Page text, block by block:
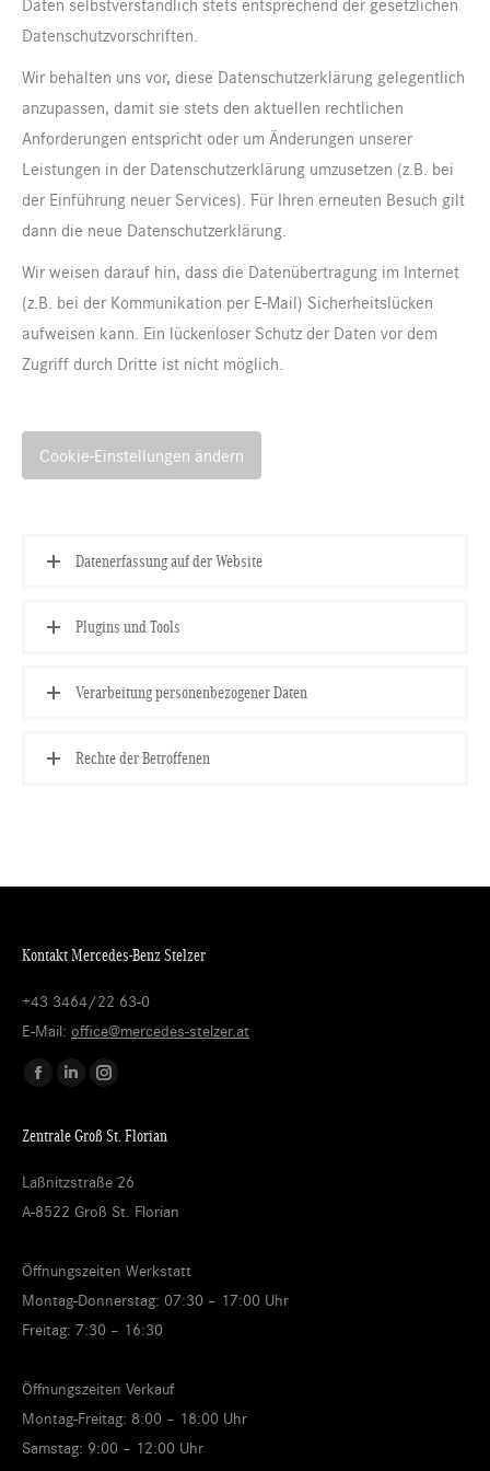
Datenschutzvorschriften.
Wir behalten uns vor, diese Datenschutzerklärung gelegentlich
anzupassen, damit sie stets den aktuellen rechtlichen
Anforderungen entspricht oder um Änderungen unserer
Leistungen in der Datenschutzerklärung umzusetzen (z.B. bei
der Einführung neuer Services). Für Ihren erneuten Besuch gilt
dann die neue Datenschutzerklärung.
Wir weisen darauf hin, dass die Datenübertragung im Internet
(z.B. bei der Kommunikation per E-Mail) Sicherheitslücken
aufweisen kann. Ein lückenloser Schutz der Daten vor dem
Zugriff durch Dritte ist nicht möglich.
Cookie-Einstellungen ändern
Datenerfassung auf der Website
Plugins und Tools
Verarbeitung personenbezogener Daten
Rechte der Betroffenen
Kontakt Mercedes-Benz Stelzer
+43 3464/22 63-0
E-Mail: office@mercedes-stelzer.at
Finden Sie uns auf:
Facebook
opens
in
Linkedin
opens
Instagram
opens
Zentrale Groß St. Florian
Laßnitzstraße 26
A-8522 Groß St. Florian
Öffnungszeiten Werkstatt
Montag-Donnerstag: 07:30 – 17:00 Uhr
Freitag: 7:30 – 16:30
Öffnungszeiten Verkauf
Montag-Freitag: 8:00 – 18:00 Uhr
Samstag: 9:00 – 12:00 Uhr